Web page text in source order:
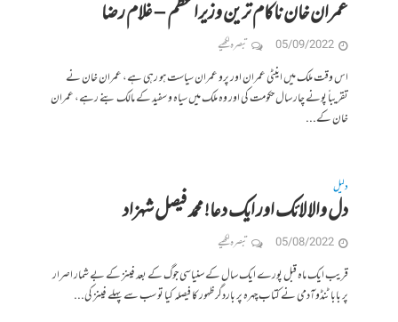
عمران خان ناکام ترین وزیراعظم – غلام رضا
05/09/2022 تبصرہ لکھیے
اس وقت ملک میں اینٹی عمران اور پرو عمران سیاست ہو رہی ہے، عمران خان نے
تقریباً پونے چار سال حکومت کی اور وہ ملک میں سیاہ و سفید کے مالک بنے رہے، عمران
خان کے...
دلیل
دل والا لائک اور ایک دعا! محمد فیصل شہزاد
05/08/2022 تبصرہ لکھیے
قریب ایک ماہ قبل پورے ایک سال کے سنیاسی جوگ کے بعد فینز کے بے شمار اصرار
پر بابا ٹنڈوآدمی نے کتاب چہرہ پر باردگر ظہور کا فیصلہ کیا تو سب سے پہلے فینز کی...